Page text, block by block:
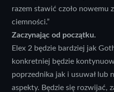
razem stawić czoło nowemu
ciemności.”
Zaczynając od początku.
Elex 2 będzie bardziej jak
konkretniej będzie
poprzednika jak i usuwał lub
aspekty. Będzie się rozwijać,